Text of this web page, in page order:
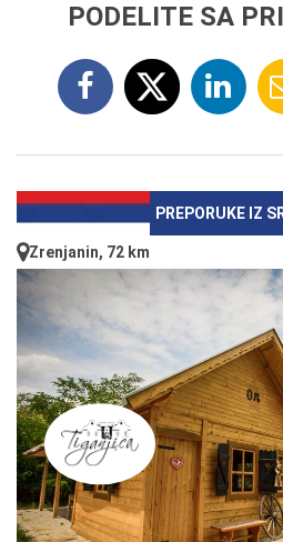
PODELITE SA
PREPORUKE IZ
Zrenjanin, 72 km